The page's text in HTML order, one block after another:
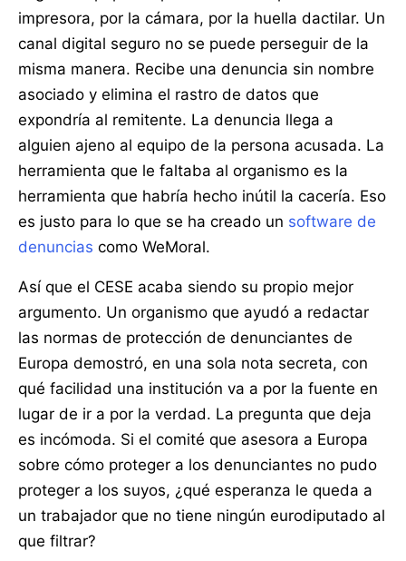
impresora, por la cámara, por la huella dactilar. Un
canal digital seguro no se puede perseguir de la
misma manera. Recibe una denuncia sin nombre
asociado y elimina el rastro de datos que
expondría al remitente. La denuncia llega a
alguien ajeno al equipo de la persona acusada. La
herramienta que le faltaba al organismo es la
herramienta que habría hecho inútil la cacería. Eso
es justo para lo que se ha creado un software de
denuncias como WeMoral.
Así que el CESE acaba siendo su propio mejor
argumento. Un organismo que ayudó a redactar
las normas de protección de denunciantes de
Europa demostró, en una sola nota secreta, con
qué facilidad una institución va a por la fuente en
lugar de ir a por la verdad. La pregunta que deja
es incómoda. Si el comité que asesora a Europa
sobre cómo proteger a los denunciantes no pudo
proteger a los suyos, ¿qué esperanza le queda a
un trabajador que no tiene ningún eurodiputado al
que filtrar?